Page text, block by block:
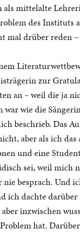
als mittelalte
des Instituts
mal drüber reden
zur
an – weil die ja
wie die
beschrieb. Das
aber als ich
und eine
sei, weil
besprach. Und
ich dachte
inzwischen
hat.